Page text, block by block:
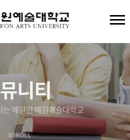
니티
는 예원인 예원예술대학교
SCROLL